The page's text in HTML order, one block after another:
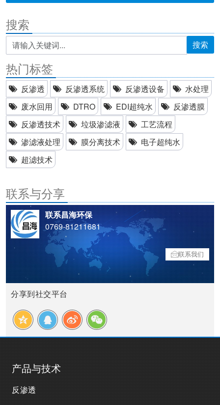
搜索
搜索
热门标签
反渗透 反渗透系统 反渗透设备
水处理
废水回用
DTRO EDI超纯水
反渗透膜
反渗透技术
垃圾渗滤液
工艺流程
渗滤液处理
膜分离技术
电子超纯水
超滤技术
联系与分享
联系昌海环保
0769-81211681
联系我们
分享到社交平台
产品与技术
反渗透